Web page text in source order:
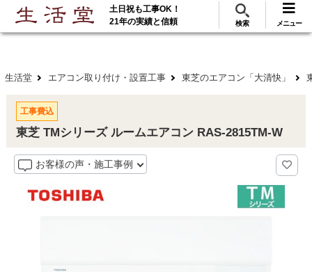
ご利用 288万･工事実績117万件! 無料見積
土日祝も工事OK！
21年の実績と信頼
検索 メニュー
生活堂 エアコン取り付け・設置工事 東芝のエアコン「大清快」
工事費込
東芝 TMシリーズ ルームエアコン RAS-2815TM-W
お客様の声・施工事例